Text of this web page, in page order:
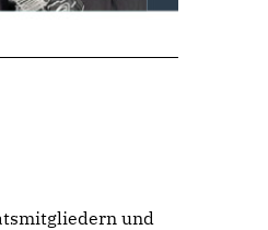
und